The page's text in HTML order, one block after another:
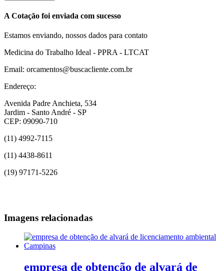
A Cotação foi enviada com sucesso
Estamos enviando, nossos dados para contato
Medicina do Trabalho Ideal - PPRA - LTCAT
Email: orcamentos@buscacliente.com.br
Endereço:
Avenida Padre Anchieta, 534
Jardim - Santo André - SP
CEP: 09090-710
(11) 4992-7115
(11) 4438-8611
(19) 97171-5226
Imagens relacionadas
empresa de obtenção de alvará de